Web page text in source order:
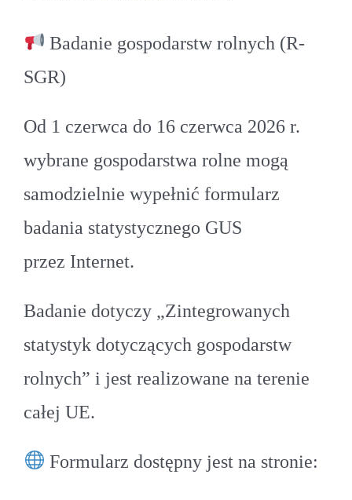
Badanie gospodarstw rolnych (R-
SGR)
Od 1 czerwca do 16 czerwca 2026 r.
wybrane gospodarstwa rolne mogą
samodzielnie wypełnić formularz
badania statystycznego GUS
przez Internet.
Badanie dotyczy „Zintegrowanych
statystyk dotyczących gospodarstw
rolnych” i jest realizowane na terenie
całej UE.
Formularz dostępny jest na stronie: